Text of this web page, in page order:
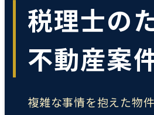
税理士の
不動産案
複雑な事情を抱えた物